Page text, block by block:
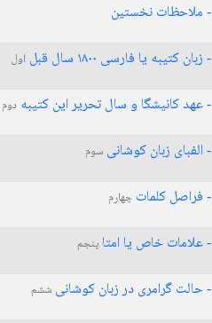
- ملاحظات نخستین
- زبان کتیبه یا فارسی ۱۸۰۰ سال قبل
اول
- عهد کانیشگا و سال تحریر این کتیبه دوم
- الفبای زبان کوشانی سوم
- فراصل كلمات چهارم
- علامات خاص یا امتا پنجم
- حالت گرامری در زبان کوشانی ششم